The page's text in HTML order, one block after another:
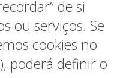
de si
ou serviços. Se
cookies no
poderá definir o